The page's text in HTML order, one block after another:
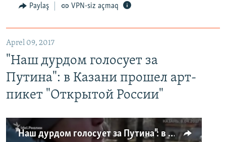
Paylaş VPN-siz açmaq
Aprel 09, 2017
"Наш дурдом голосует за
Путина": в Казани прошел арт-
пикет "Открытой России"
"Наш дурдом голосует за Путина": в Казани прошел арт-пикет "Открытой России"